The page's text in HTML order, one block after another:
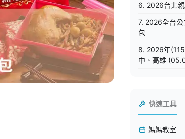
6. 2026台北
7. 2026全台
包
8. 2026年
中、高雄
快速工具
媽媽教室